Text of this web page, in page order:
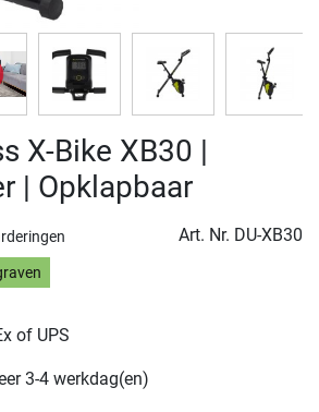
X-Bike XB30 |
| Opklapbaar
Art. Nr. DU-XB30
of UPS
3-4 werkdag(en)